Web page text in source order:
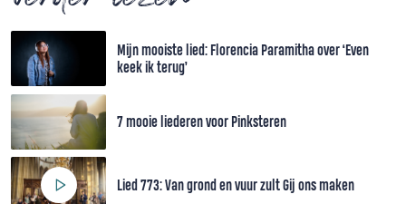
Mijn mooiste lied: Florencia Paramitha over ‘Even
keek ik terug’
7 mooie liederen voor Pinksteren
Lied 773: Van grond en vuur zult Gij ons maken